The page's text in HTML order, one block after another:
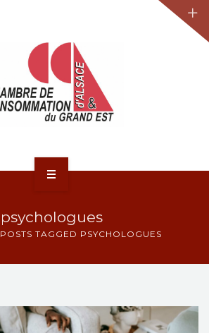
psychologues
POSTS TAGGED PSYCHOLOGUES